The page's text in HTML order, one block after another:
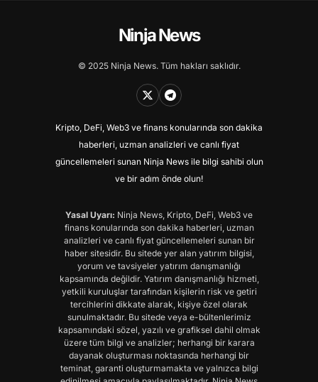
Ninja News
© 2025 Ninja News. Tüm hakları saklıdır.
Kripto, DeFi, Web3 ve finans konularında son dakika
haberleri, uzman analizleri ve canlı fiyat
güncellemeleri sunan Ninja News ile bilgi sahibi olun
ve bir adım önde olun!
Yasal Uyarı: Ninja News, Kripto, DeFi, Web3 ve
finans konularında son dakika haberleri, uzman
analizleri ve canlı fiyat güncellemeleri sunan bir
haber sitesidir. Bu sitede yer alan yatırım bilgisi,
yorum ve tavsiyeler yatırım danışmanlığı
kapsamında değildir. Yatırım danışmanlığı hizmeti,
yetkili kuruluşlar tarafından kişilerin risk ve getiri
tercihlerini dikkate alarak, kişiye özel olarak
sunulmaktadır. Bu sitede veya e-bültenlerimiz
kapsamındaki sözel, yazılı ve grafiksel dahil olmak
üzere tüm bilgi ve analizler; herhangi bir karara
dayanak oluşturması noktasında herhangi bir
teminat, garanti oluşturmamakta ve yalnızca bilgi